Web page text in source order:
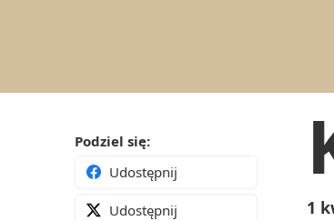
Podziel się:
Udostępnij
Udostępnij
1